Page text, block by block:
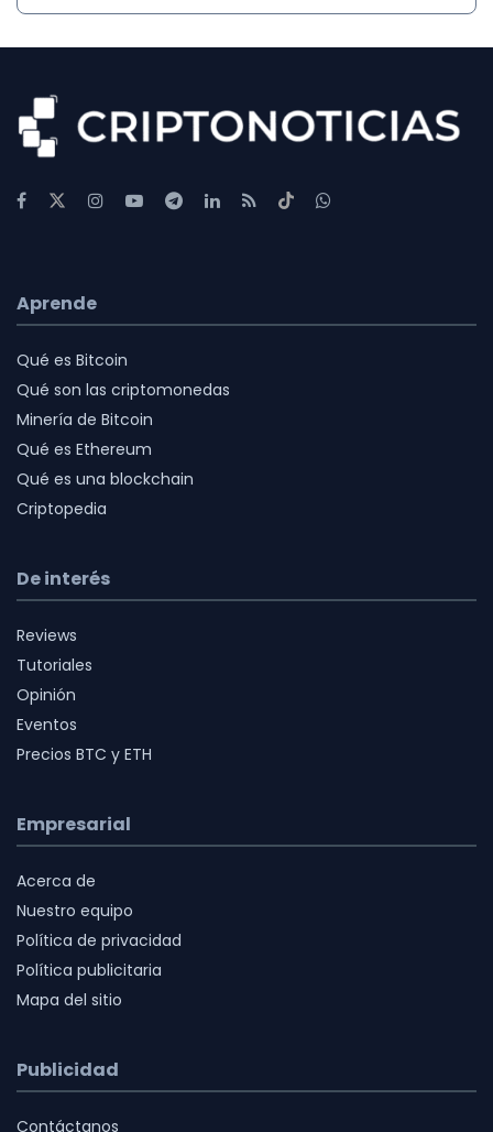
Aprende
Qué es Bitcoin
Qué son las criptomonedas
Minería de Bitcoin
Qué es Ethereum
Qué es una blockchain
Criptopedia
De interés
Reviews
Tutoriales
Opinión
Eventos
Precios BTC y ETH
Empresarial
Acerca de
Nuestro equipo
Política de privacidad
Política publicitaria
Mapa del sitio
Publicidad
Contáctanos